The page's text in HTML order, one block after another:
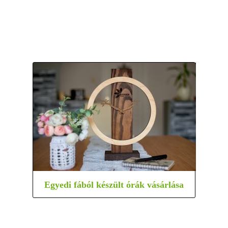
Egyedi fából készült órák vásárlása